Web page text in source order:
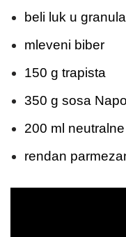
beli luk u
mleveni biber
150 g trapista
350 g sosa
200 ml
rendan